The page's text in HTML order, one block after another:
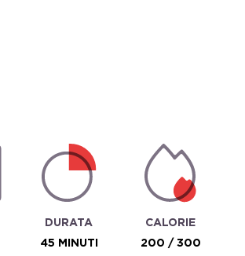
DURATA
45 MINUTI
CALORIE
200 / 300